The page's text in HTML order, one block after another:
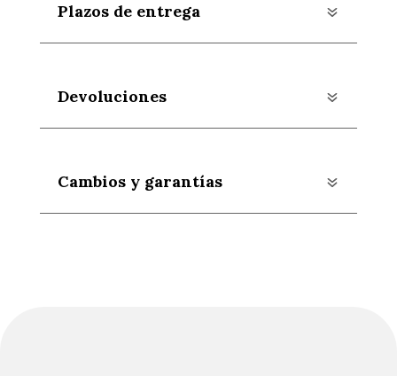
Plazos de entrega
Devoluciones
Cambios y garantías